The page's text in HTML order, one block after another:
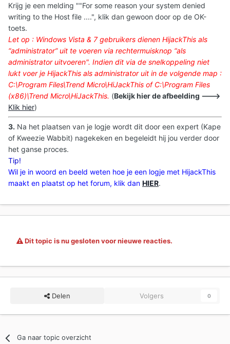
Krijg je een melding ""For some reason your system denied
writing to the Host file ....", klik dan gewoon door op de OK-
toets.
Let op : Windows Vista & 7 gebruikers dienen HijackThis als
“administrator” uit te voeren via rechtermuisknop “als
administrator uitvoeren". Indien dit via de snelkoppeling niet
lukt voer je HijackThis als administrator uit in de volgende map :
C:\Program Files\Trend Micro\HiJackThis of C:\Program Files
(x86)\Trend Micro\HiJackThis. (Bekijk hier de afbeelding --->
Klik hier)
3. Na het plaatsen van je logje wordt dit door een expert (Kape
of Kweezie Wabbit) nagekeken en begeleidt hij jou verder door
het ganse proces.
Tip!
Wil je in woord en beeld weten hoe je een logje met HijackThis
maakt en plaatst op het forum, klik dan HIER.
Dit topic is nu gesloten voor nieuwe reacties.
Delen Volgers 0
Ga naar topic overzicht